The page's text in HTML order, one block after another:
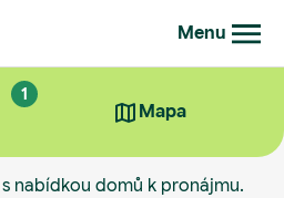
Menu
1
Mapa
nabídkou domů k pronájmu.